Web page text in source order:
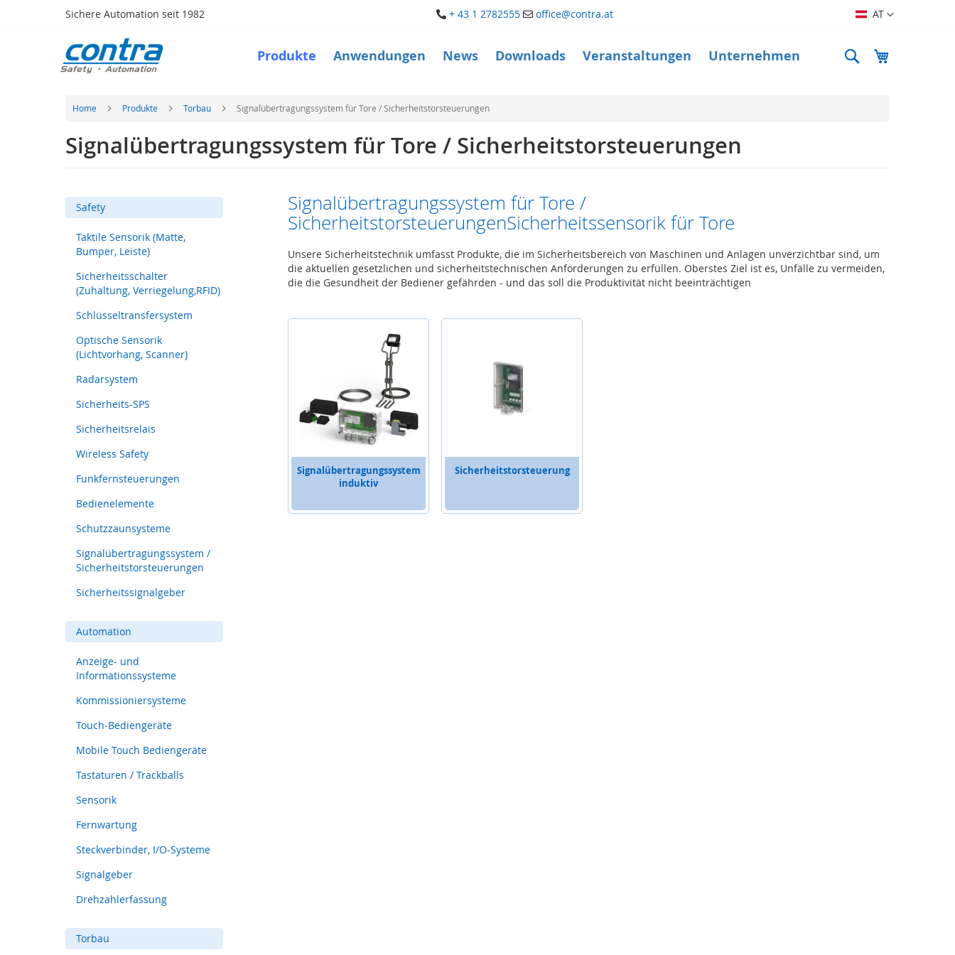
Sichere Automation seit 1982 + 43 1 2782555 office@contra.at
Direkt
Inhalt
Sprache
AT
Produkte
Safety
Sensorik
Leiste)
Verriegelung,RFID)
Schlüsseltransfersystem
Optische
Sensorik
Scanner)
SPS
Sicherheitsrelais
Wireless
Schutzzaunsysteme
Signalübertragungssystem
Sicherheitstorsteuerungen
Sicherheitssignalgeber
Automation
Anzeige-
Informationssysteme
Touch-
Mobile
Bediengeräte
Tastaturen
Trackballs
Sensorik
Fernwartung
I/O-
Systeme
Torbau
für
Tore
Produkte Anwendungen News Downloads Veranstaltungen Unternehmen Suche
Home Produkte Torbau Signalübertragungssystem für Tore / Sicherheitstorsteuerungen
Signalübertragungssystem für Tore / Sicherheitstorsteuerungen
Signalübertragungssystem für Tore /
SicherheitstorsteuerungenSicherheitssensorik für Tore
Unsere Sicherheitstechnik umfasst Produkte, die im Sicherheitsbereich von Maschinen und Anlagen unverzichtbar sind, um
die aktuellen gesetzlichen und sicherheitstechnischen Anforderungen zu erfüllen. Oberstes Ziel ist es, Unfälle zu vermeiden,
die die Gesundheit der Bediener gefährden - und das soll die Produktivität nicht beeinträchtigen
Signalübertragungssystem
induktiv
Sicherheitstorsteuerung
Safety
Taktile Sensorik (Matte,
Bumper, Leiste)
Sicherheitsschalter
(Zuhaltung, Verriegelung,RFID)
Schlüsseltransfersystem
Optische Sensorik
(Lichtvorhang, Scanner)
Radarsystem
Sicherheits-SPS
Sicherheitsrelais
Wireless Safety
Funkfernsteuerungen
Bedienelemente
Schutzzaunsysteme
Signalübertragungssystem /
Sicherheitstorsteuerungen
Sicherheitssignalgeber
Automation
Anzeige- und
Informationssysteme
Kommissioniersysteme
Touch-Bediengeräte
Mobile Touch Bediengeräte
Tastaturen / Trackballs
Sensorik
Fernwartung
Steckverbinder, I/O-Systeme
Signalgeber
Drehzahlerfassung
Torbau